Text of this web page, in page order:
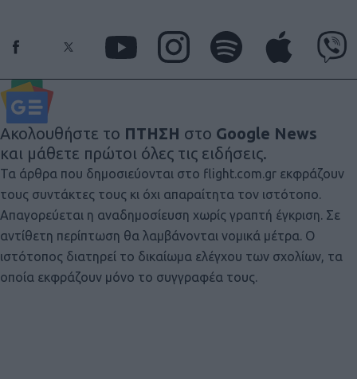
Ακολουθήστε το ΠΤΗΣΗ στο Google News
και μάθετε πρώτοι όλες τις ειδήσεις.
Τα άρθρα που δημοσιεύονται στο flight.com.gr εκφράζουν
τους συντάκτες τους κι όχι απαραίτητα τον ιστότοπο.
Απαγορεύεται η αναδημοσίευση χωρίς γραπτή έγκριση. Σε
αντίθετη περίπτωση θα λαμβάνονται νομικά μέτρα. Ο
ιστότοπος διατηρεί το δικαίωμα ελέγχου των σχολίων, τα
οποία εκφράζουν μόνο το συγγραφέα τους.